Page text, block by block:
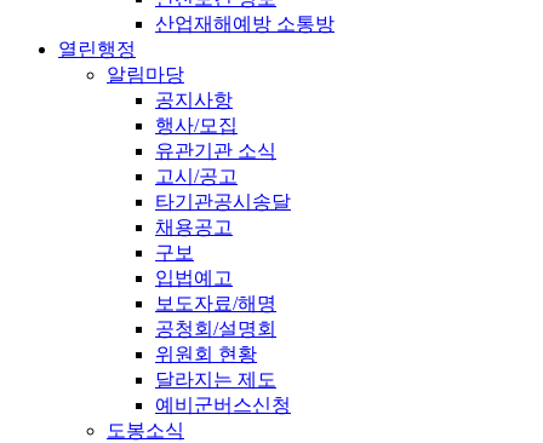
산업재해예방 소통방
열린행정
알림마당
공지사항
행사/모집
유관기관 소식
고시/공고
타기관공시송달
채용공고
구보
입법예고
보도자료/해명
공청회/설명회
위원회 현황
달라지는 제도
예비군버스신청
도봉소식